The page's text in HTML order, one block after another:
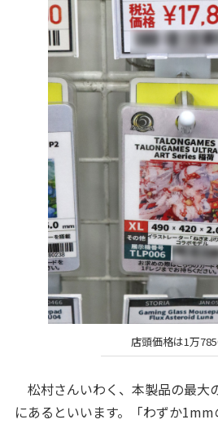
店頭価格は1万
松村さんいわく、本製品の最大
にあるといいます。「わずか